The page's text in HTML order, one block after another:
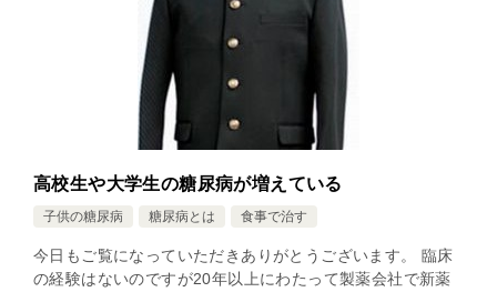
高校生や大学生の糖尿病が増えている
子供の糖尿病 糖尿病とは 食事で治す
今日もご覧になっていただきありがとうございます。 臨床
の経験はないのですが20年以上にわたって製薬会社で新薬